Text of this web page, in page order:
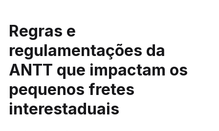
Regras e
regulamentações da
ANTT que impactam os
pequenos fretes
interestaduais